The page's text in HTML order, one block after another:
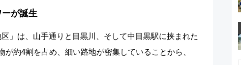
が誕生
」は、山手通りと目黒川、そして中目黒駅に挟まれた
約4割を占め、細い路地が密集していることから、